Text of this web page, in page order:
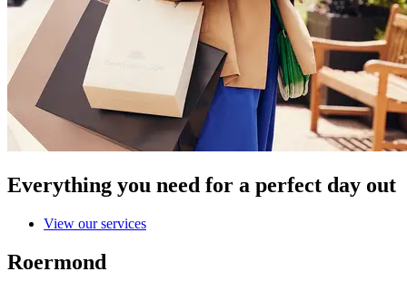
Everything you need for a perfect day out
View our services
Roermond